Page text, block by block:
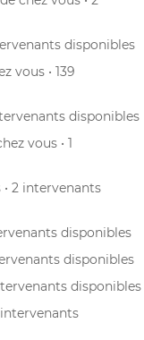
disponibles
vous • 139
disponibles
vous • 1
• 2 intervenants
disponibles
disponibles
disponibles
intervenants